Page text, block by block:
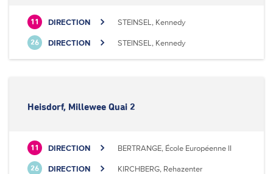
11 DIRECTION STEINSEL, Kennedy
26 DIRECTION STEINSEL, Kennedy
Heisdorf, Millewee Quai 2
11 DIRECTION BERTRANGE, École Européenne II
26 DIRECTION KIRCHBERG, Rehazenter